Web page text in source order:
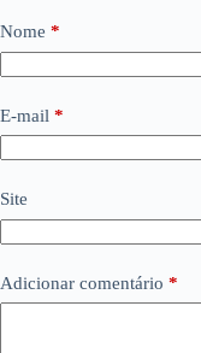
Nome *
E-mail *
Site
Adicionar comentário *